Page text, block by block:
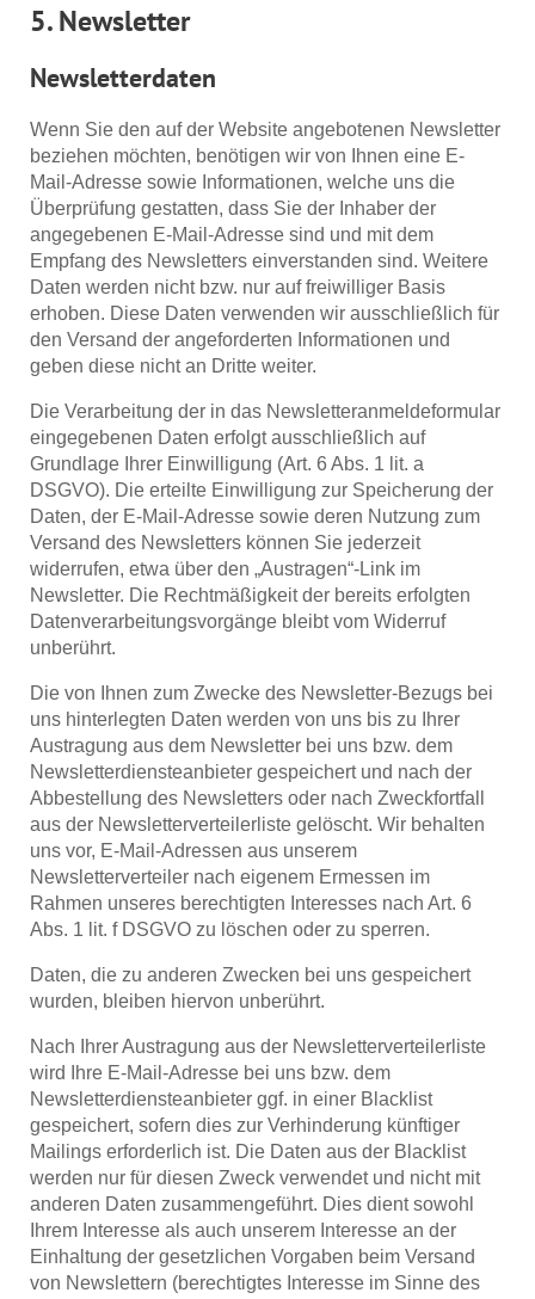
5. Newsletter
Newsletter­daten
Wenn Sie den auf der Website angebotenen Newsletter
beziehen möchten, benötigen wir von Ihnen eine E-
Mail-Adresse sowie Informationen, welche uns die
Überprüfung gestatten, dass Sie der Inhaber der
angegebenen E-Mail-Adresse sind und mit dem
Empfang des Newsletters einverstanden sind. Weitere
Daten werden nicht bzw. nur auf freiwilliger Basis
erhoben. Diese Daten verwenden wir ausschließlich für
den Versand der angeforderten Informationen und
geben diese nicht an Dritte weiter.
Die Verarbeitung der in das Newsletteranmeldeformular
eingegebenen Daten erfolgt ausschließlich auf
Grundlage Ihrer Einwilligung (Art. 6 Abs. 1 lit. a
DSGVO). Die erteilte Einwilligung zur Speicherung der
Daten, der E-Mail-Adresse sowie deren Nutzung zum
Versand des Newsletters können Sie jederzeit
widerrufen, etwa über den „Austragen“-Link im
Newsletter. Die Rechtmäßigkeit der bereits erfolgten
Datenverarbeitungsvorgänge bleibt vom Widerruf
unberührt.
Die von Ihnen zum Zwecke des Newsletter-Bezugs bei
uns hinterlegten Daten werden von uns bis zu Ihrer
Austragung aus dem Newsletter bei uns bzw. dem
Newsletterdiensteanbieter gespeichert und nach der
Abbestellung des Newsletters oder nach Zweckfortfall
aus der Newsletterverteilerliste gelöscht. Wir behalten
uns vor, E-Mail-Adressen aus unserem
Newsletterverteiler nach eigenem Ermessen im
Rahmen unseres berechtigten Interesses nach Art. 6
Abs. 1 lit. f DSGVO zu löschen oder zu sperren.
Daten, die zu anderen Zwecken bei uns gespeichert
wurden, bleiben hiervon unberührt.
Nach Ihrer Austragung aus der Newsletterverteilerliste
wird Ihre E-Mail-Adresse bei uns bzw. dem
Newsletterdiensteanbieter ggf. in einer Blacklist
gespeichert, sofern dies zur Verhinderung künftiger
Mailings erforderlich ist. Die Daten aus der Blacklist
werden nur für diesen Zweck verwendet und nicht mit
anderen Daten zusammengeführt. Dies dient sowohl
Ihrem Interesse als auch unserem Interesse an der
Einhaltung der gesetzlichen Vorgaben beim Versand
von Newslettern (berechtigtes Interesse im Sinne des